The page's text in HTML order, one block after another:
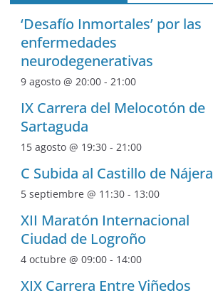
‘Desafío Inmortales’ por las
enfermedades
neurodegenerativas
9 agosto @ 20:00 - 21:00
IX Carrera del Melocotón de
Sartaguda
15 agosto @ 19:30 - 21:00
C Subida al Castillo de Nájera
5 septiembre @ 11:30 - 13:00
XII Maratón Internacional
Ciudad de Logroño
4 octubre @ 09:00 - 14:00
XIX Carrera Entre Viñedos